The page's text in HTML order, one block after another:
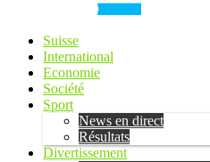
Suisse
International
Economie
Société
Sport
News en direct
Résultats
Divertissement